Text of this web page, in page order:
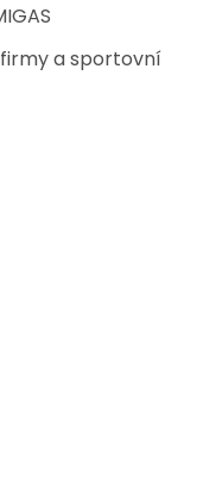
firmy a sportovní